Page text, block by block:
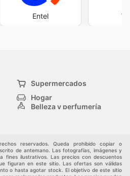
Entel
Supermercados
Hogar
Belleza y perfumería
reservados. Queda prohibido copiar o
de antemano. Las fotografías, imágenes y
fines ilustrativos. Las precios con descuentos
figuran en este sitio. Las ofertas son válidas
o hasta agotar stock. El objetivo de este sitio